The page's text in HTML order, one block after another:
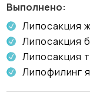
Прочие
О хирурге
Выполнено
Липосакция
Липосакция
Липосакция
Липофилинг